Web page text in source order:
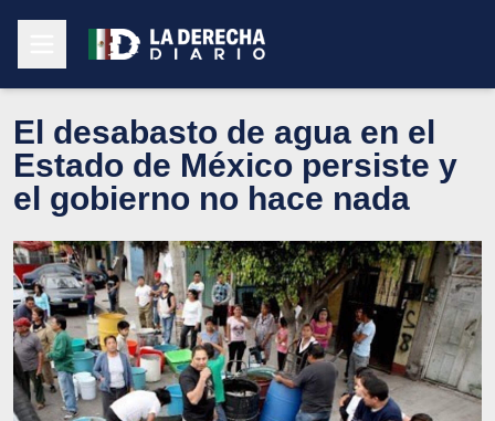
El desabasto de agua en el
Estado de México persiste y
el gobierno no hace nada